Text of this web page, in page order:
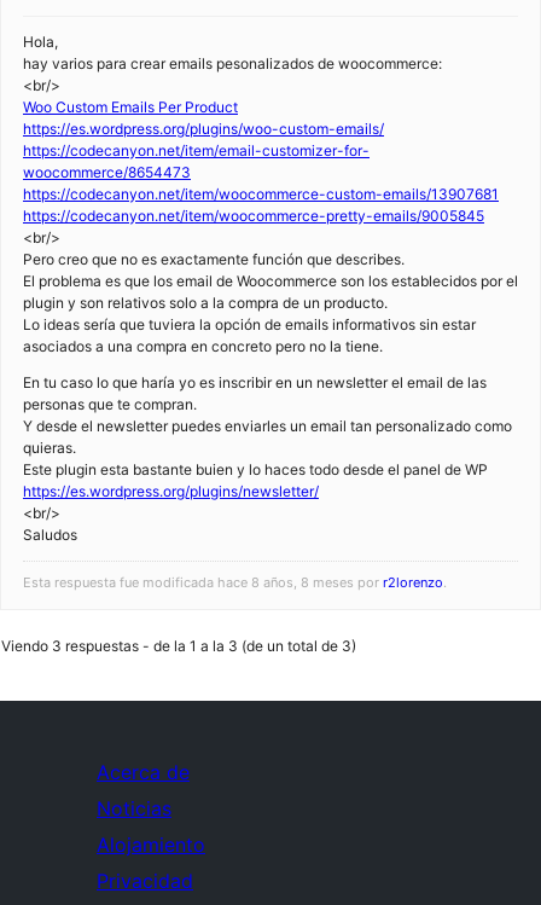
Hola,
hay varios para crear emails pesonalizados de woocommerce:
<br/>
Woo Custom Emails Per Product
https://es.wordpress.org/plugins/woo-custom-emails/
https://codecanyon.net/item/email-customizer-for-
woocommerce/8654473
https://codecanyon.net/item/woocommerce-custom-emails/13907681
https://codecanyon.net/item/woocommerce-pretty-emails/9005845
<br/>
Pero creo que no es exactamente función que describes.
El problema es que los email de Woocommerce son los establecidos por el
plugin y son relativos solo a la compra de un producto.
Lo ideas sería que tuviera la opción de emails informativos sin estar
asociados a una compra en concreto pero no la tiene.
En tu caso lo que haría yo es inscribir en un newsletter el email de las
personas que te compran.
Y desde el newsletter puedes enviarles un email tan personalizado como
quieras.
Este plugin esta bastante buien y lo haces todo desde el panel de WP
https://es.wordpress.org/plugins/newsletter/
<br/>
Saludos
Esta respuesta fue modificada hace 8 años, 8 meses por r2lorenzo.
Viendo 3 respuestas - de la 1 a la 3 (de un total de 3)
Acerca de
Noticias
Alojamiento
Privacidad